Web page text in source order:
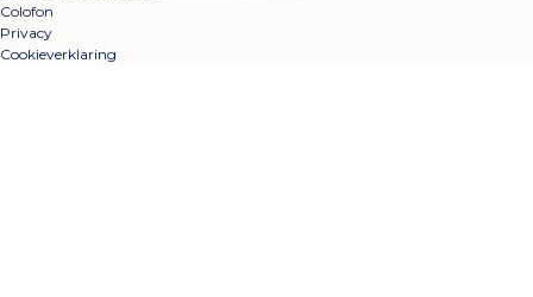
Colofon
Privacy
Cookieverklaring